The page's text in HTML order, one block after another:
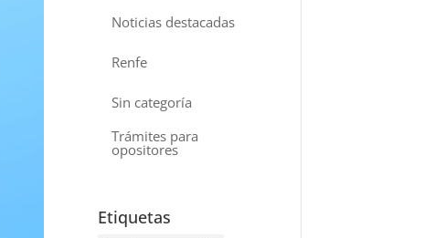
Noticias destacadas
Renfe
Sin categoría
Trámites para
opositores
Etiquetas